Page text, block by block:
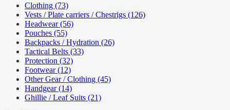
Clothing (73)
Vests / Plate carriers / Chestrigs (126)
Headwear (56)
Pouches (55)
Backpacks / Hydration (26)
Tactical Belts (33)
Protection (32)
Footwear (12)
Other Gear / Clothing (45)
Handgear (14)
Ghillie / Leaf Suits (21)